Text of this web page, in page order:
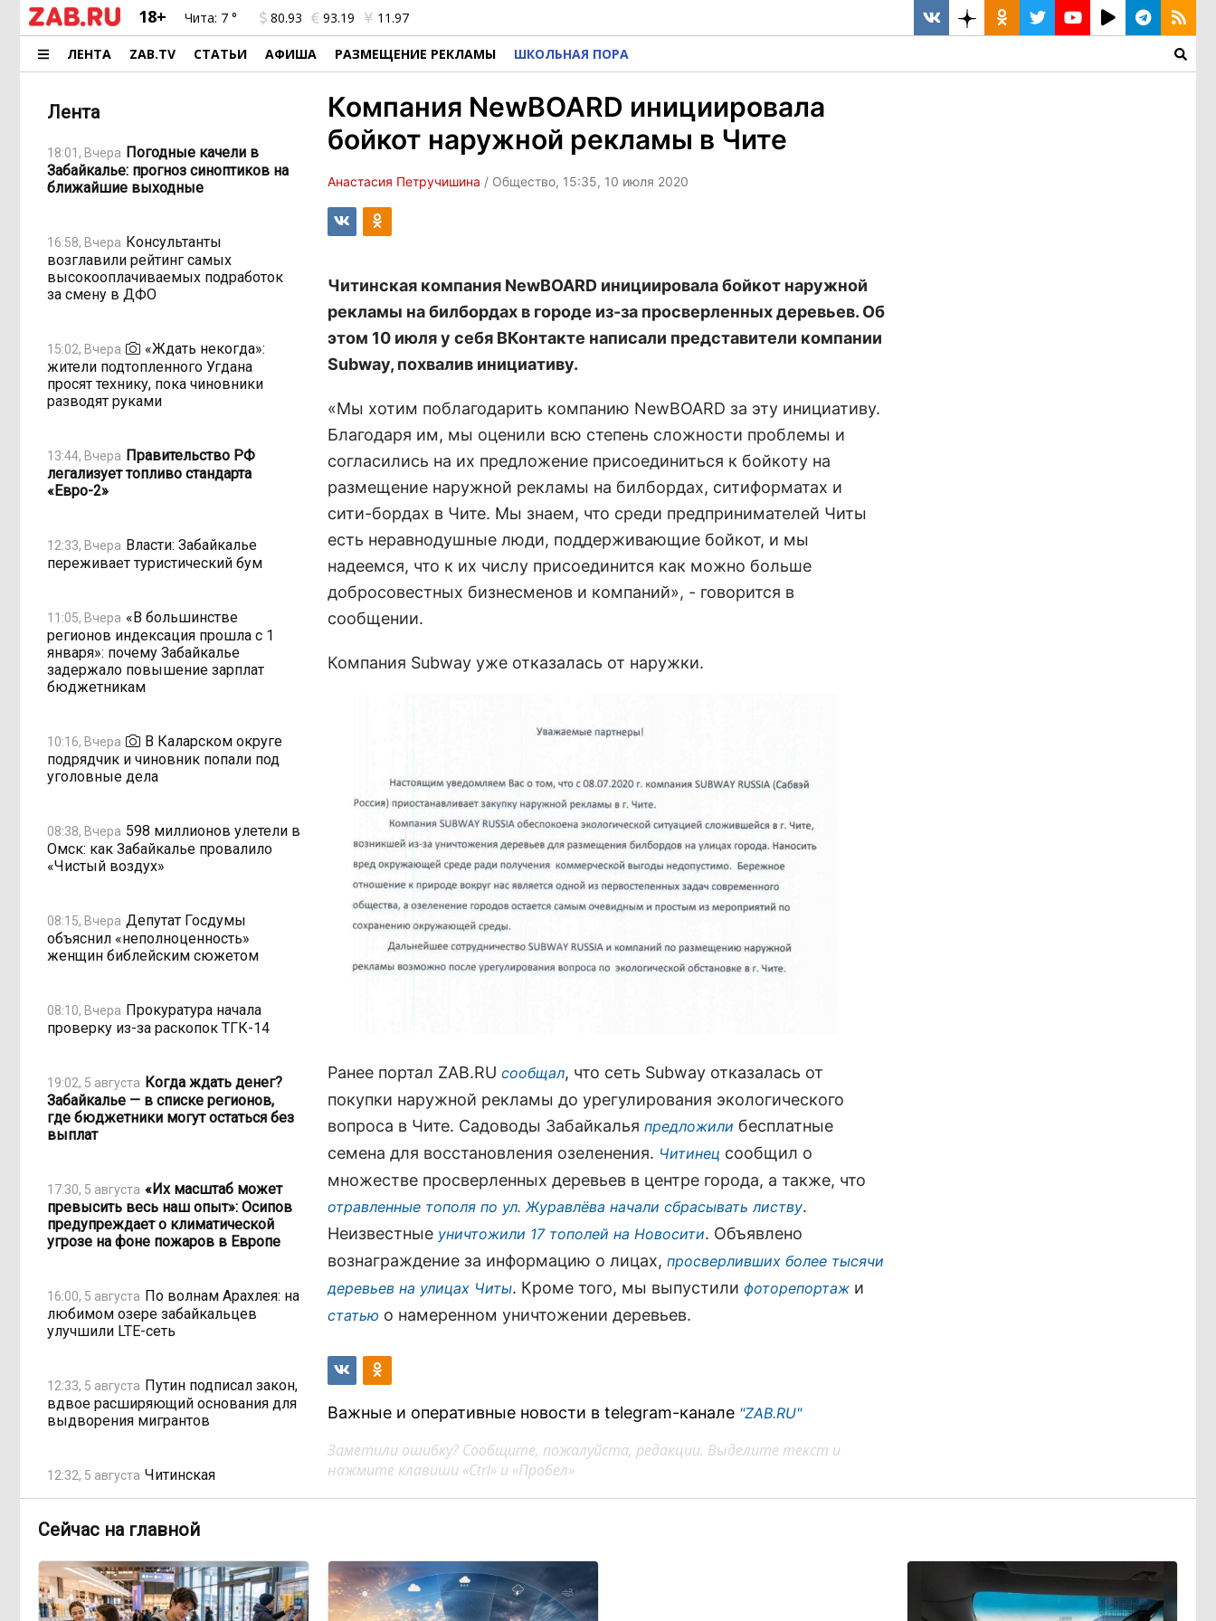
18+ Чита: 7 ° 80.93 93.19 11.97
ЛЕНТА ZAB.TV СТАТЬИ АФИША РАЗМЕЩЕНИЕ РЕКЛАМЫ ШКОЛЬНАЯ ПОРА
Лента
18:01, Вчера Погодные качели в
Забайкалье: прогноз синоптиков на
ближайшие выходные
16:58, Вчера Консультанты
возглавили рейтинг самых
высокооплачиваемых подработок
за смену в ДФО
15:02, Вчера
«Ждать некогда»:
жители подтопленного Угдана
просят технику, пока чиновники
разводят руками
13:44, Вчера Правительство РФ
легализует топливо стандарта
«Евро-2»
12:33, Вчера Власти: Забайкалье
переживает туристический бум
11:05, Вчера «В большинстве
регионов индексация прошла с 1
января»: почему Забайкалье
задержало повышение зарплат
бюджетникам
10:16, Вчера
В Каларском округе
подрядчик и чиновник попали под
уголовные дела
08:38, Вчера 598 миллионов улетели в
Омск: как Забайкалье провалило
«Чистый воздух»
08:15, Вчера Депутат Госдумы
объяснил «неполноценность»
женщин библейским сюжетом
08:10, Вчера Прокуратура начала
проверку из-за раскопок ТГК-14
19:02, 5 августа Когда ждать денег?
Забайкалье — в списке регионов,
где бюджетники могут остаться без
выплат
17:30, 5 августа «Их масштаб может
превысить весь наш опыт»: Осипов
предупреждает о климатической
угрозе на фоне пожаров в Европе
16:00, 5 августа По волнам Арахлея: на
любимом озере забайкальцев
улучшили LTE-сеть
12:33, 5 августа Путин подписал закон,
вдвое расширяющий основания для
выдворения мигрантов
12:32, 5 августа Читинская
миллиона: что скрывает смета?
11:47, 5 августа «Нефтемаркет»
отвечает: региональные власти
неточно изложили ситуацию с
Компания NewBOARD инициировала
бойкот наружной рекламы в Чите
Анастасия Петручишина / Общество, 15:35, 10 июля 2020
Читинская компания NewBOARD инициировала бойкот наружной
рекламы на билбордах в городе из-за просверленных деревьев. Об
этом 10 июля у себя ВКонтакте написали представители компании
Subway, похвалив инициативу.
«Мы хотим поблагодарить компанию NewBOARD за эту инициативу.
Благодаря им, мы оценили всю степень сложности проблемы и
согласились на их предложение присоединиться к бойкоту на
размещение наружной рекламы на билбордах, ситиформатах и
сити-бордах в Чите. Мы знаем, что среди предпринимателей Читы
есть неравнодушные люди, поддерживающие бойкот, и мы
надеемся, что к их числу присоединится как можно больше
добросовестных бизнесменов и компаний», - говорится в
сообщении.
Компания Subway уже отказалась от наружки.
Ранее портал ZAB.RU сообщал, что сеть Subway отказалась от
покупки наружной рекламы до урегулирования экологического
вопроса в Чите. Садоводы Забайкалья предложили бесплатные
семена для восстановления озеленения. Читинец сообщил о
множестве просверленных деревьев в центре города, а также, что
отравленные тополя по ул. Журавлёва начали сбрасывать листву.
Неизвестные уничтожили 17 тополей на Новосити. Объявлено
вознаграждение за информацию о лицах, просверливших более тысячи
деревьев на улицах Читы. Кроме того, мы выпустили фоторепортаж и
статью о намеренном уничтожении деревьев.
Важные и оперативные новости в telegram-канале "ZAB.RU"
Заметили ошибку? Сообщите, пожалуйста, редакции. Выделите текст и
нажмите клавиши «Ctrl» и «Пробел»
Сейчас на главной